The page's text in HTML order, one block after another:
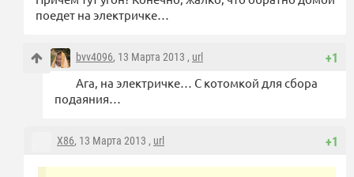
поедет на электричке…
+1
bvv4096, 13 Марта 2013 , url
Ага, на электричке… С котомкой для сбора
подаяния…
+1
X86, 13 Марта 2013 , url